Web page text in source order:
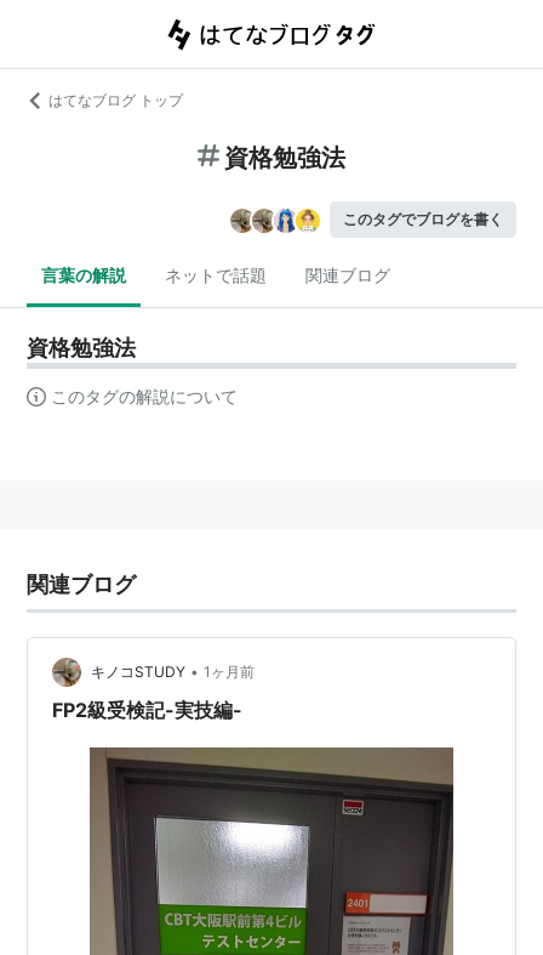
はてなブログ トップ
資格勉強法
このタグでブログを書く
言葉の解説 ネットで話題 関連ブログ
資格勉強法
このタグの解説について
関連ブログ
キノコSTUDY • 1ヶ月前
FP2級受検記-実技編-